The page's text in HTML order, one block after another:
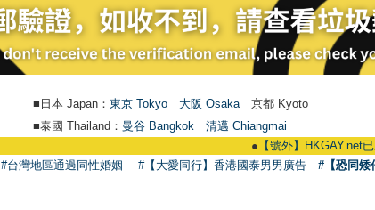
■日本 Japan： 東京 Tokyo 大阪 Osaka 京都 Kyoto
■泰國 Thailand： 曼谷 Bangkok
清邁 Chiangmai
【號外】HKGAY.net已
#台灣地區通過同性婚姻 #【大愛同行】香港國泰男男廣告 #【恐同矮